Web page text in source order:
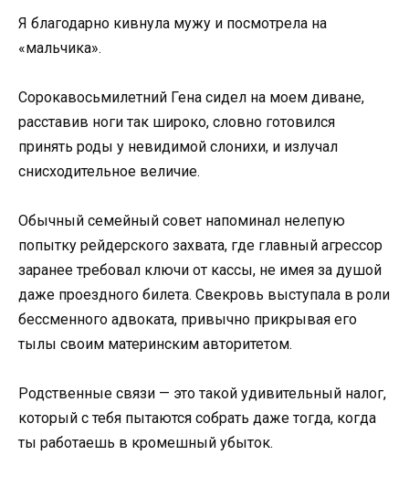
Я благодарно кивнула мужу и посмотрела на
«мальчика».
Сорокавосьмилетний Гена сидел на моем диване,
расставив ноги так широко, словно готовился
принять роды у невидимой слонихи, и излучал
снисходительное величие.
Обычный семейный совет напоминал нелепую
попытку рейдерского захвата, где главный агрессор
заранее требовал ключи от кассы, не имея за душой
даже проездного билета. Свекровь выступала в роли
бессменного адвоката, привычно прикрывая его
тылы своим материнским авторитетом.
Родственные связи — это такой удивительный налог,
который с тебя пытаются собрать даже тогда, когда
ты работаешь в кромешный убыток.